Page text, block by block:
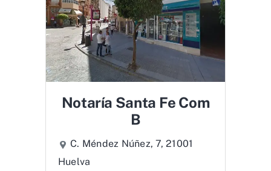
Notaría Santa Fe Com
B
C. Méndez Núñez, 7, 21001
Huelva